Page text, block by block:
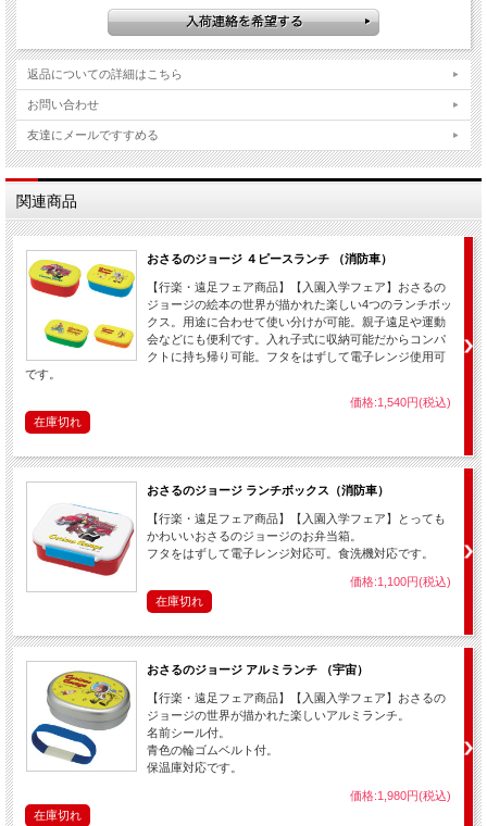
返品についての詳細はこちら
お問い合わせ
友達にメールですすめる
関連商品
おさるのジョージ ４ピースランチ （消防車）
【行楽・遠足フェア商品】【入園入学フェア】おさるの
ジョージの絵本の世界が描かれた楽しい4つのランチボッ
クス。用途に合わせて使い分けが可能。親子遠足や運動
会などにも便利です。入れ子式に収納可能だからコンパ
クトに持ち帰り可能。フタをはずして電子レンジ使用可
です。
価格:1,540円(税込)
在庫切れ
おさるのジョージ ランチボックス（消防車）
【行楽・遠足フェア商品】【入園入学フェア】とっても
かわいいおさるのジョージのお弁当箱。
フタをはずして電子レンジ対応可。食洗機対応です。
価格:1,100円(税込)
在庫切れ
おさるのジョージ アルミランチ （宇宙）
【行楽・遠足フェア商品】【入園入学フェア】おさるの
ジョージの世界が描かれた楽しいアルミランチ。
名前シール付。
青色の輪ゴムベルト付。
保温庫対応です。
価格:1,980円(税込)
在庫切れ